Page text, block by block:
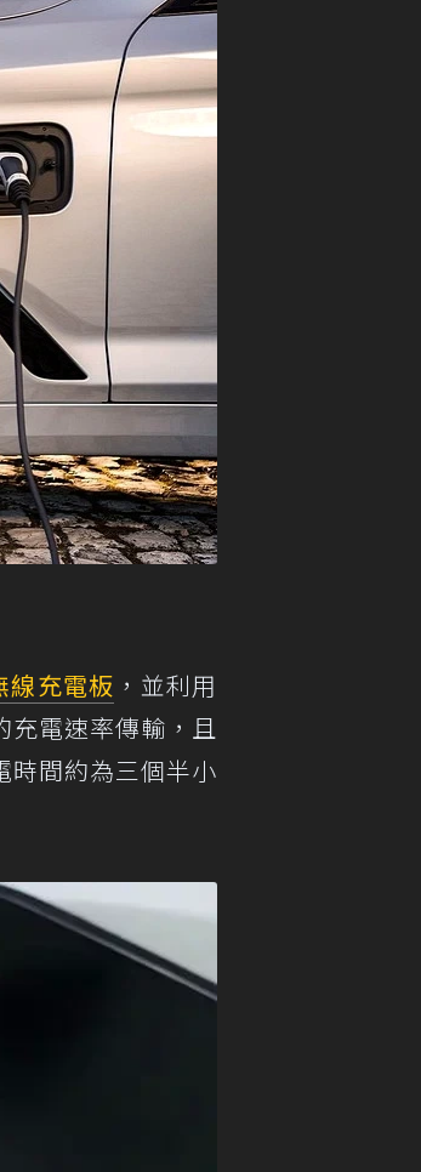
線充電板 ，並利用
充電速率傳輸，且
時間約為三個半小